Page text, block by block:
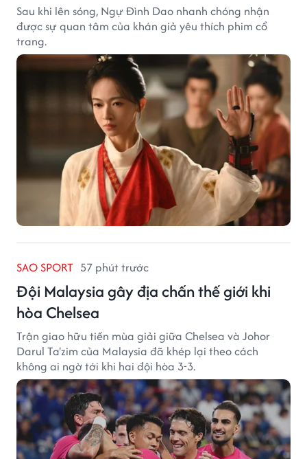
Sau khi lên sóng, Ngự Đình Dao nhanh chóng nhận
được sự quan tâm của khán giả yêu thích phim cổ
trang.
SAO SPORT 57 phút trước
Đội Malaysia gây địa chấn thế giới khi
hòa Chelsea
Trận giao hữu tiền mùa giải giữa Chelsea và Johor
Darul Ta'zim của Malaysia đã khép lại theo cách
không ai ngờ tới khi hai đội hòa 3-3.